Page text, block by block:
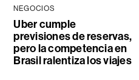
NEGOCIOS
Uber cumple
previsiones de reservas,
pero la competencia en
Brasil ralentiza los viajes